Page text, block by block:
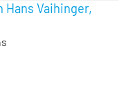
Hans Vaihinger,